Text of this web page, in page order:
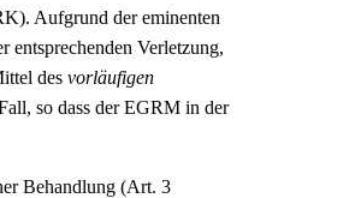
Aufgrund der eminenten
Verletzung,
des vorläufigen
so dass der EGRM in der
Behandlung (Art. 3